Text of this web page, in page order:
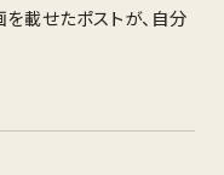
載せたポストが、自分